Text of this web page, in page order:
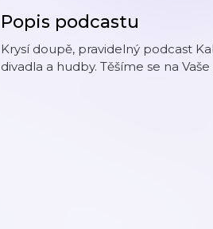
Popis podcastu
Krysí doupě, pravidelný podcast
divadla a hudby. Těšíme se na